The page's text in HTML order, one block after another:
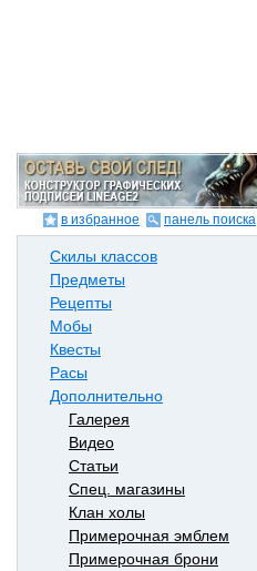
в избранное панель поиска
Скилы классов
Предметы
Рецепты
Мобы
Квесты
Расы
Дополнительно
Галерея
Видео
Статьи
Спец. магазины
Клан холы
Примерочная эмблем
Примерочная брони